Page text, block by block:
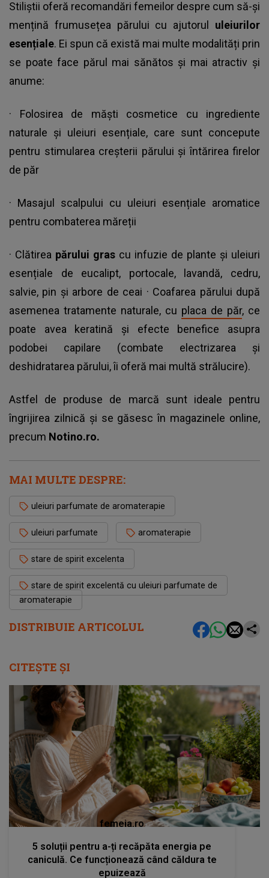
DISTRIBUIE ARTICOLUL
Stiliștii oferă recomandări femeilor despre cum să-și
mențină frumusețea părului cu ajutorul uleiurilor
esențiale. Ei spun că există mai multe modalități prin
se poate face părul mai sănătos și mai atractiv și
anume:
· Folosirea de măști cosmetice cu ingrediente
naturale și uleiuri esențiale, care sunt concepute
pentru stimularea creșterii părului și întărirea firelor
de păr
· Masajul scalpului cu uleiuri esențiale aromatice
pentru combaterea măreții
· Clătirea părului gras cu infuzie de plante și uleiuri
esențiale de eucalipt, portocale, lavandă, cedru,
salvie, pin și arbore de ceai · Coafarea părului după
asemenea tratamente naturale, cu placa de păr, ce
poate avea keratină și efecte benefice asupra
podobei capilare (combate electrizarea și
deshidratarea părului, îi oferă mai multă strălucire).
Astfel de produse de marcă sunt ideale pentru
îngrijirea zilnică și se găsesc în magazinele online,
precum Notino.ro.
MAI MULTE DESPRE:
uleiuri parfumate de aromaterapie
uleiuri parfumate aromaterapie
stare de spirit excelenta
stare de spirit excelentă cu uleiuri parfumate de
aromaterapie
CITEȘTE ȘI
femeia.ro
5 soluții pentru a-ți recăpăta energia pe
caniculă. Ce funcționează când căldura te
epuizează